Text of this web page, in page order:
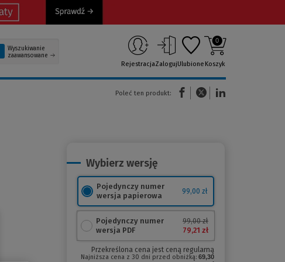
Wyszukiwanie
zaawansowane
RejestracjaZalogujUlubione
0
Koszyk
Poleć ten produkt:
(Nowe okno)(Link do innej strony)
Wybierz wersję
Pojedynczy numer
wersja papierowa
99,00 zł
Pojedynczy numer
wersja PDF
99,00 zł
79,21 zł
Przekreślona cena jest ceną regularną
Najniższa cena z 30 dni przed obniżką: 69,30